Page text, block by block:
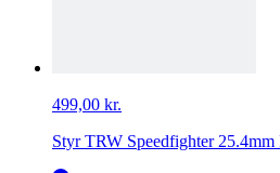
499,00 kr.
Styr TRW Speedfighter